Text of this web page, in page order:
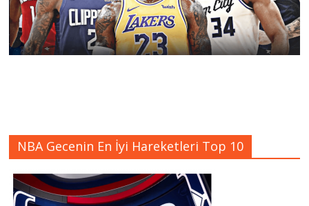
NBA Gecenin En İyi Hareketleri Top 10